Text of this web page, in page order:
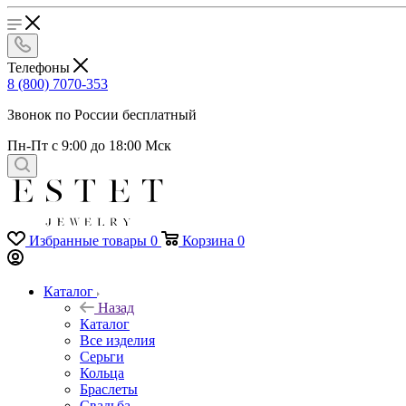
Телефоны
8 (800) 7070-353
Звонок по России бесплатный
Пн-Пт с 9:00 до 18:00 Мск
Избранные товары 0 Корзина 0
Каталог
Назад
Каталог
Все изделия
Серьги
Кольца
Браслеты